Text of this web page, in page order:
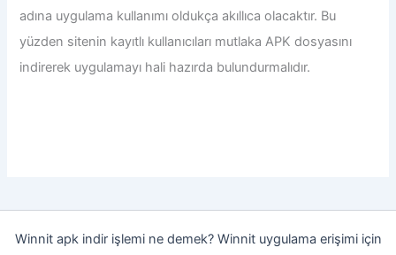
adına uygulama kullanımı oldukça akıllıca olacaktır. Bu
yüzden sitenin kayıtlı kullanıcıları mutlaka APK dosyasını
indirerek uygulamayı hali hazırda bulundurmalıdır.
Winnit apk indir işlemi ne demek? Winnit uygulama erişimi için